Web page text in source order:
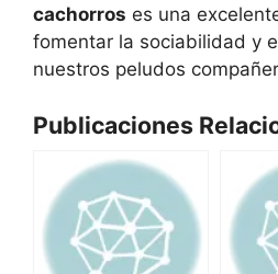
cachorros es una
fomentar la sociabilidad y
nuestros peludos
Publicaciones